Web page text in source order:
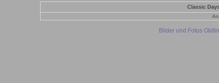
Classic
Bilder und Fotos